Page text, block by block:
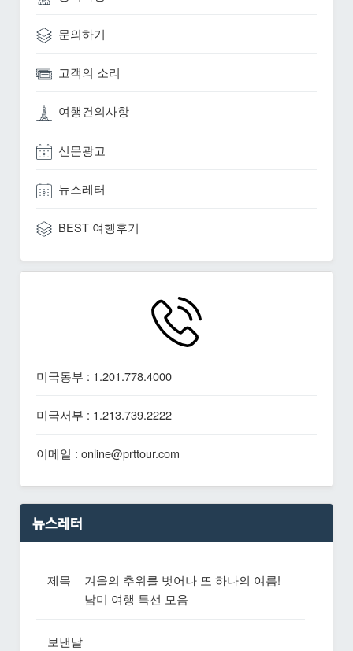
문의하기
고객의 소리
여행건의사항
신문광고
뉴스레터
BEST 여행후기
미국동부 : 1.201.778.4000
미국서부 : 1.213.739.2222
이메일 : online@prttour.com
뉴스레터
제목
겨울의 추위를 벗어나 또 하나의 여름!
남미 여행 특선 모음
보낸날